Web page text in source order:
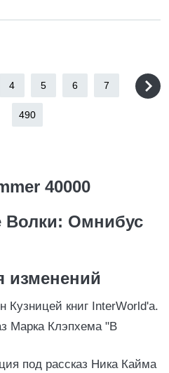
4 5 6 7
490
40000
Волки: Омнибус
изменений
книг InterWorld'а.
Марка Клэпхема "В
под рассказ Ника Кайма